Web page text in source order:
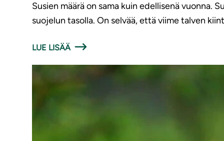
Susien määrä on sama kuin edellisenä vuonna.
suojelun tasolla. On selvää, että viime talven
LUE LISÄÄ